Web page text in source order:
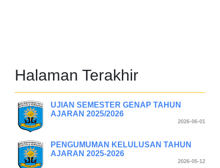
Halaman Terakhir
UJIAN SEMESTER GENAP TAHUN
AJARAN 2025/2026
2026-06-01
PENGUMUMAN KELULUSAN TAHUN
AJARAN 2025-2026
2026-05-12